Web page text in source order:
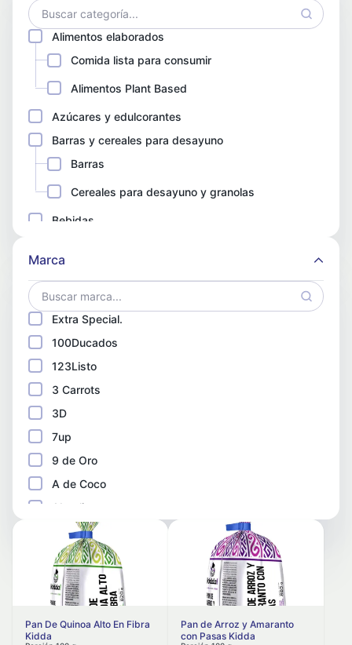
Alimentos elaborados
Comida lista para consumir
Alimentos Plant Based
Azúcares y edulcorantes
Barras y cereales para desayuno
Barras
Cereales para desayuno y granolas
Bebidas
Bebidas para preparar
Aguas saborizadas
Jugos concentrados / en polvo
Aguas minerales o mineralizadas
Carnes procesadas
Fiambres y embutidos
Carnes frescas
Visceras y menudencias
Pescados y mariscos
Marca
Extra Special.
100Ducados
123Listo
3 Carrots
3D
7up
9 de Oro
A de Coco
Abuelita
ACT II
Actimel
Activia
Activity
Adelga Mate
Pan De Quinoa Alto En Fibra
Kidda
Pan de Arroz y Amaranto
con Pasas Kidda